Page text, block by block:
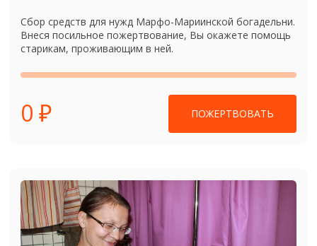
Сбор средств для нужд Марфо-Мариинской богадельни.
Внеся посильное пожертвование, Вы окажете помощь
старикам, проживающим в ней.
0 ₽ ПОЖЕРТВОВАТЬ